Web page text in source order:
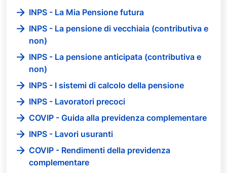
INPS - La Mia Pensione futura
INPS - La pensione di vecchiaia (contributiva e
non)
INPS - La pensione anticipata (contributiva e
non)
INPS - I sistemi di calcolo della pensione
INPS - Lavoratori precoci
COVIP - Guida alla previdenza complementare
INPS - Lavori usuranti
COVIP - Rendimenti della previdenza
complementare